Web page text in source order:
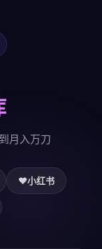
月入万刀
❤️小红书